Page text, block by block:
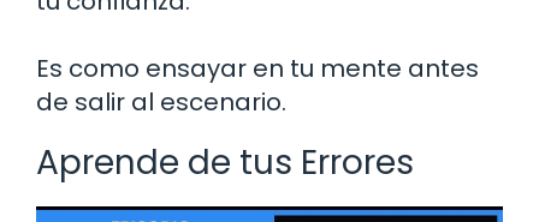
Es como ensayar en tu mente antes
de salir al escenario.
Aprende de tus Errores